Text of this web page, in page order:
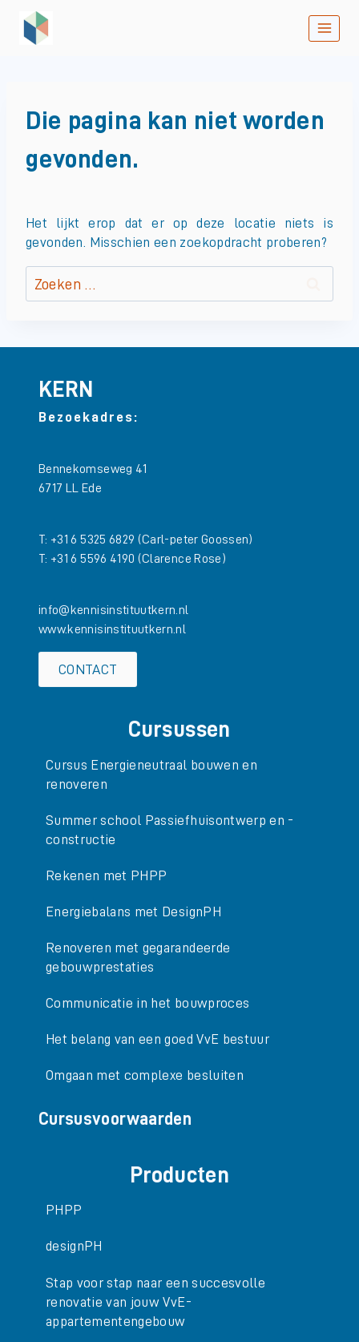
Doorgaan
inhoud
Die pagina kan niet worden
gevonden.
Het lijkt erop dat er op deze locatie niets is
gevonden. Misschien een zoekopdracht proberen?
naar:
KERN
Bezoekadres:
Bennekomseweg 41
6717 LL Ede
T: +31 6 5325 6829 (Carl-peter Goossen)
T: +31 6 5596 4190 (Clarence Rose)
info@kennisinstituutkern.nl
www.kennisinstituutkern.nl
CONTACT
Cursussen
Cursus Energieneutraal bouwen en
renoveren
Summer school Passiefhuisontwerp en -
constructie
Rekenen met PHPP
Energiebalans met DesignPH
Renoveren met gegarandeerde
gebouwprestaties
Communicatie in het bouwproces
Het belang van een goed VvE bestuur
Omgaan met complexe besluiten
Cursusvoorwaarden
Producten
PHPP
designPH
Stap voor stap naar een succesvolle
renovatie van jouw VvE-
appartementengebouw